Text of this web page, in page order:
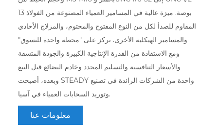
13 بوصة. ميزة عالية في المسامير العمياء المصنوعة من الفولاذ
المقاوم للصدأ لكل من النوع المفتوح والمختوم، والمزلاج الأحادي
والمسامير الهيكلية الأخرى. نركز على "محطة واحدة للتسوق"
ومع الاستفادة من القدرة الإنتاجية الكبيرة والجودة المتسقة
والأسعار التنافسية والتسليم المحدد وخادم البضائع قبل البيع
وبعده، أصبحت STEADY واحدة من الشركات الرائدة في تصنيع
وتوريد السحابات العمياء في آسيا.
معلومات عنا